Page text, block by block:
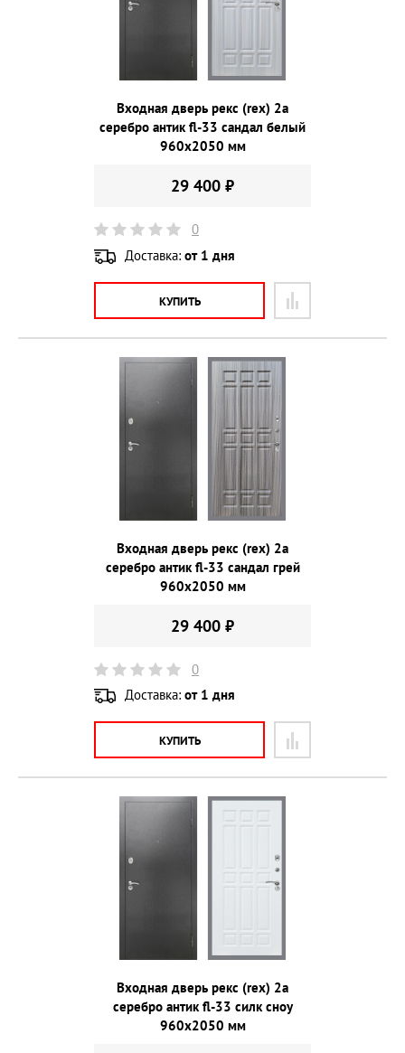
Входная дверь рекс (rex) 2а
серебро антик fl-33 сандал белый
960х2050 мм
29 400 ₽
0
Доставка: от 1 дня
КУПИТЬ
Входная дверь рекс (rex) 2а
серебро антик fl-33 сандал грей
960х2050 мм
29 400 ₽
0
Доставка: от 1 дня
КУПИТЬ
Входная дверь рекс (rex) 2а
серебро антик fl-33 силк сноу
960х2050 мм